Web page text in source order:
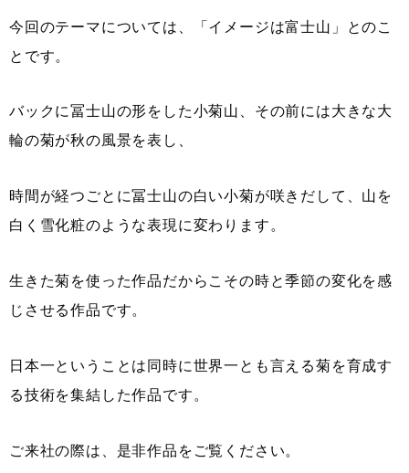
今回のテーマについては、「イメージは富士山」とのこ
とです。
バックに冨士山の形をした小菊山、その前には大きな大
輪の菊が秋の風景を表し、
時間が経つごとに冨士山の白い小菊が咲きだして、山を
白く雪化粧のような表現に変わります。
生きた菊を使った作品だからこその時と季節の変化を感
じさせる作品です。
日本一ということは同時に世界一とも言える菊を育成す
る技術を集結した作品です。
ご来社の際は、是非作品をご覧ください。